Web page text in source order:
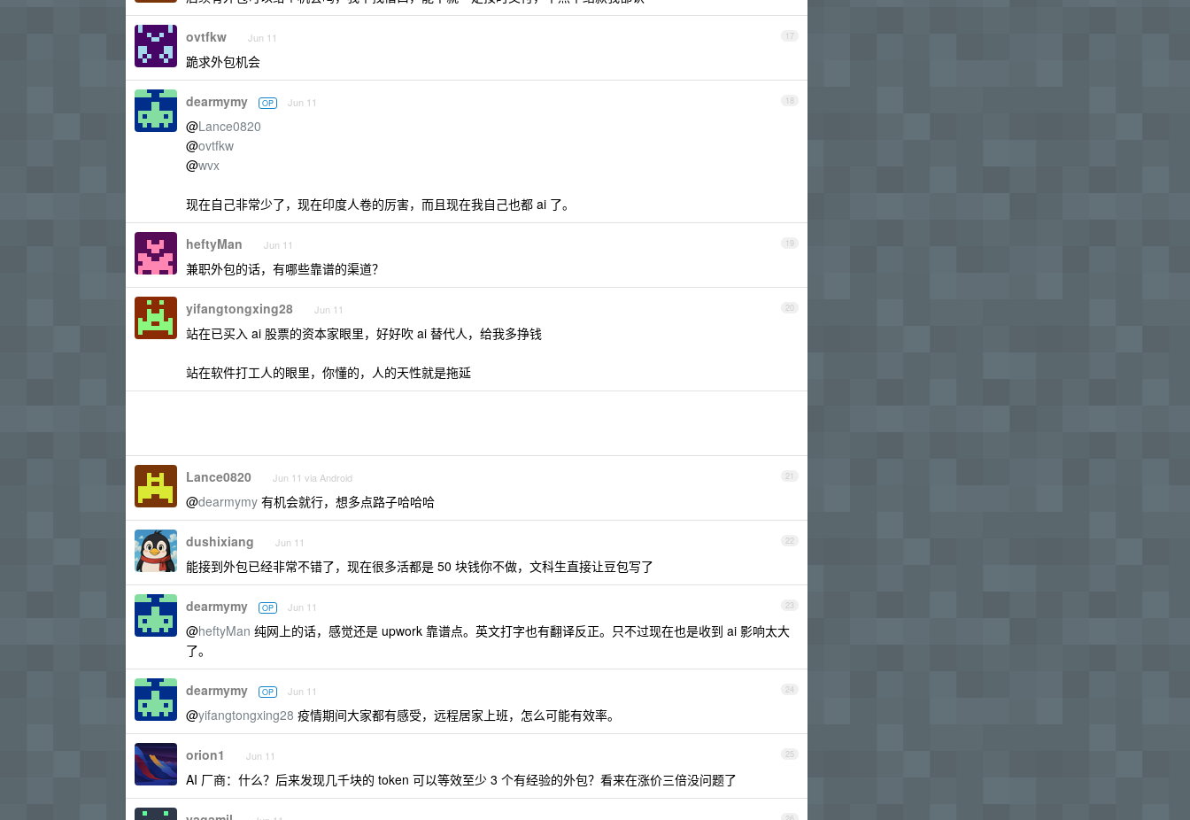
17
ovtfkw Jun 11
跪求外包机会
18
dearmymy OP Jun 11
@Lance0820
@ovtfkw
@wvx
现在自己非常少了，现在印度人卷的厉害，而且现在我自己也都 ai 了。
19
heftyMan Jun 11
兼职外包的话，有哪些靠谱的渠道？
20
yifangtongxing28 Jun 11
站在已买入 ai 股票的资本家眼里，好好吹 ai 替代人，给我多挣钱
站在软件打工人的眼里，你懂的，人的天性就是拖延
21
Lance0820 Jun 11 via Android
@dearmymy 有机会就行，想多点路子哈哈哈
22
dushixiang Jun 11
能接到外包已经非常不错了，现在很多活都是 50 块钱你不做，文科生直接让豆包写了
23
dearmymy OP Jun 11
@heftyMan 纯网上的话，感觉还是 upwork 靠谱点。英文打字也有翻译反正。只不过现在也是收到 ai 影响太大
了。
24
dearmymy OP Jun 11
@yifangtongxing28 疫情期间大家都有感受，远程居家上班，怎么可能有效率。
25
orion1 Jun 11
AI 厂商：什么？后来发现几千块的 token 可以等效至少 3 个有经验的外包？看来在涨价三倍没问题了